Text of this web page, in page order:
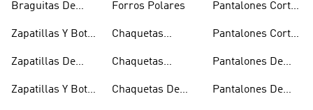
Hombro
Braguitas De
Zapatillas Y Botas
Zapatillas De
Zapatillas Y Botas
Forros Polares
Chaquetas
Chaquetas
Chaquetas De
Pantalones Cortos
Pantalones Cortos
Pantalones De
Pantalones De